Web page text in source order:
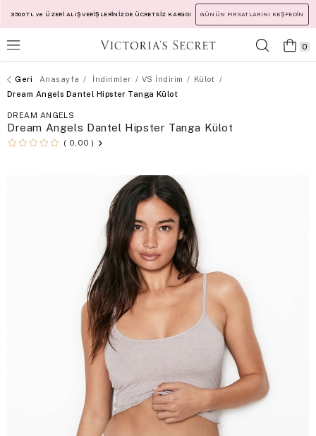
3500 TL ve ÜZERİ ALIŞVERİŞLERİNİZDE ÜCRETSİZ KARGO! GÜNÜN FIRSATLARINI KEŞFEDİN
0
Anasayfa İndirimler VS İndirim
Külot
Dream Angels Dantel Hipster Tanga Külot
DREAM ANGELS
Dream Angels Dantel Hipster Tanga Külot
0,00